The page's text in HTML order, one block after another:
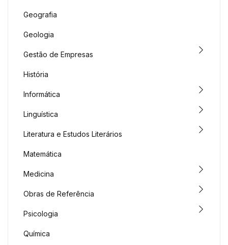
Geografia
Geologia
Gestão de Empresas
História
Informática
Linguística
Literatura e Estudos Literários
Matemática
Medicina
Obras de Referência
Psicologia
Química